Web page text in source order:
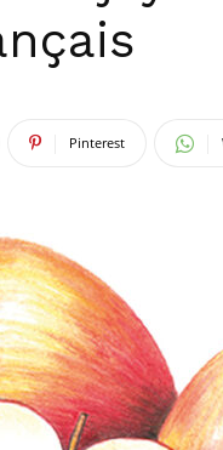
Pinterest